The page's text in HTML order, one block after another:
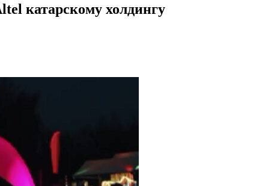
катарскому холдингу